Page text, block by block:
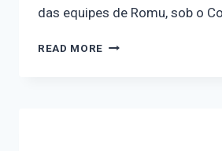
das equipes de Romu, sob o
READ MORE